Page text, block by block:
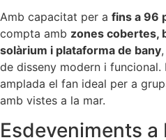
Amb capacitat per a fins a 96
compta amb zones cobertes,
solàrium i plataforma de bany
de disseny modern i
amplada el fan ideal per a
amb vistes a la mar.
Esdeveniments a